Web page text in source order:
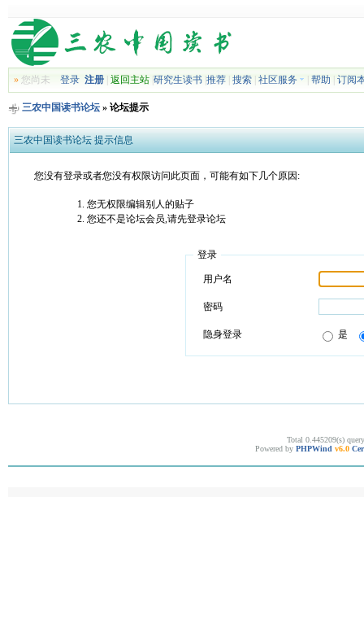
»您尚未 登录 注册| 返回主站| 研究生读书| 推荐| 搜索| 社区服务 帮助 订阅
三农中国读书论坛» 论坛提示
三农中国读书论坛 提示信息
您没有登录或者您没有权限访问此页面，可能有如下几个原因:
您无权限编辑别人的贴子
您还不是论坛会员,请先登录论坛
登录
用户名
密码
隐身登录 是
Total 0.445209(s)
Powered by PHPWind v6.0